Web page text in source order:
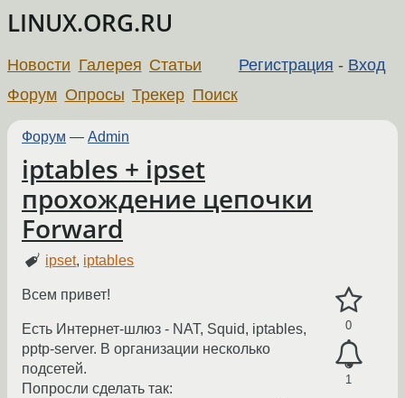
LINUX.ORG.RU
Регистрация - Вход
Новости Галерея Статьи
Форум Опросы Трекер Поиск
Форум — Admin
iptables + ipset
прохождение цепочки
Forward
ipset, iptables
0
1
Всем привет!
Есть Интернет-шлюз - NAT, Squid, iptables,
pptp-server. В организации несколько
подсетей.
Попросли сделать так: